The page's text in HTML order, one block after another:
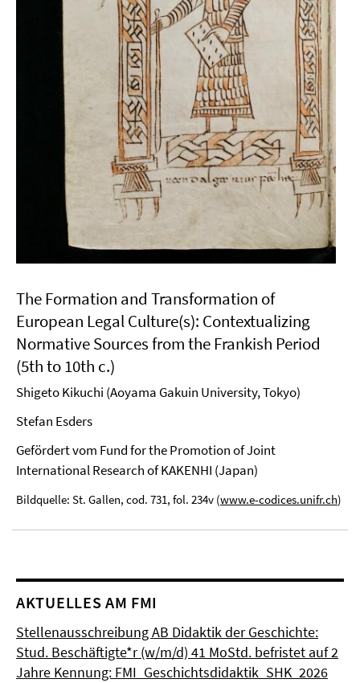
The Formation and Transformation of
European Legal Culture(s): Contextualizing
Normative Sources from the Frankish Period
(5th to 10th c.)
Shigeto Kikuchi (Aoyama Gakuin University, Tokyo)
Stefan Esders
Gefördert vom Fund for the Promotion of Joint
International Research of KAKENHI (Japan)
Bildquelle: St. Gallen, cod. 731, fol. 234v (www.e-codices.unifr.ch)
AKTUELLES AM FMI
Stellenausschreibung AB Didaktik der Geschichte:
Stud. Beschäftigte*r (w/m/d) 41 MoStd. befristet auf 2
Jahre Kennung: FMI_Geschichtsdidaktik_SHK_2026